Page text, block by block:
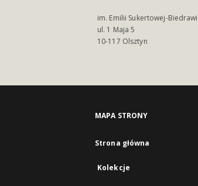
im. Emilii Sukertowej-
ul. 1 Maja 5
10-117 Olsztyn
MAPA STRONY
Strona główna
Kolekcje